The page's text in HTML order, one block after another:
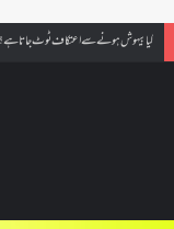
کیا بیہوش ہونے سے اعتکاف ٹوٹ جاتا ہے؟